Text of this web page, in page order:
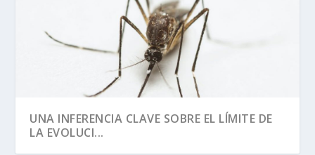
UNA INFERENCIA CLAVE SOBRE EL LÍMITE DE
LA EVOLUCI...